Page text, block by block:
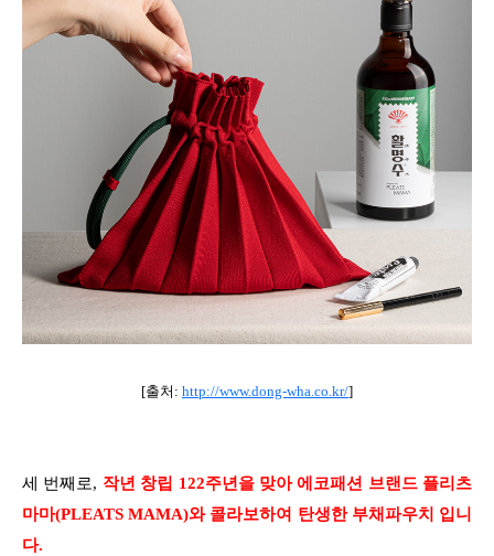
[출처: http://www.dong-wha.co.kr/]
세 번째로, 작년 창립 122주년을 맞아 에코패션 브랜드 플리츠
마마(PLEATS MAMA)와 콜라보하여 탄생한 부채파우치 입니
다.